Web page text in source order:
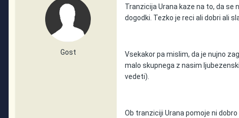
Gost
Tranzicija Urana kaze na to, da se
dogodki. Tezko je reci ali dobri ali
Vsekakor pa mislim, da je nujno
malo skupnega z nasim
vedeti).
Ob tranziciji Urana pomoje ni